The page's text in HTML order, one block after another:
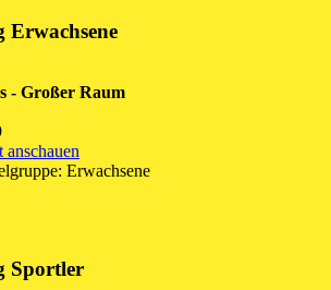
- Großer Raum
anschauen
Erwachsene
Sportler